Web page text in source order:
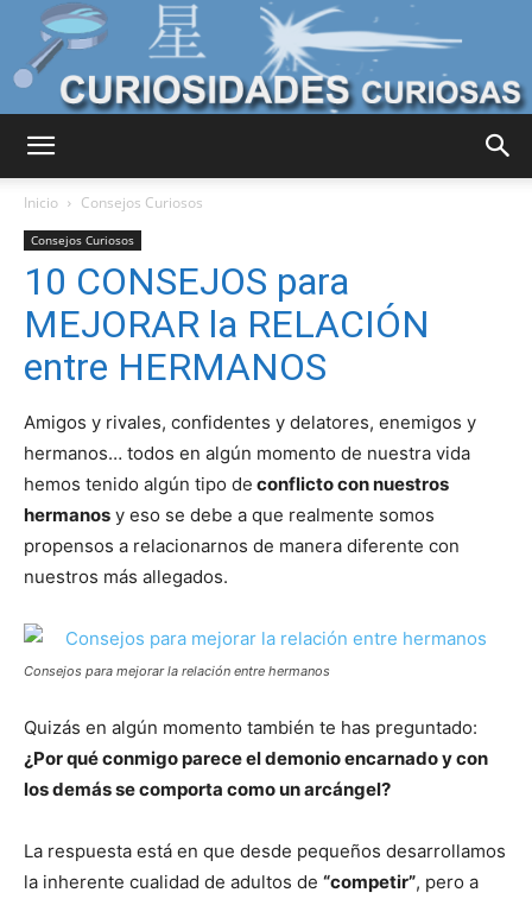
Curiosas
del
Mundo
Inicio Consejos Curiosos
Consejos Curiosos
10 CONSEJOS para
MEJORAR la RELACIÓN
entre HERMANOS
Amigos y rivales, confidentes y delatores, enemigos y
hermanos… todos en algún momento de nuestra vida
hemos tenido algún tipo de conflicto con nuestros
hermanos y eso se debe a que realmente somos
propensos a relacionarnos de manera diferente con
nuestros más allegados.
Consejos para mejorar la relación entre hermanos
Quizás en algún momento también te has preguntado:
¿Por qué conmigo parece el demonio encarnado y con
los demás se comporta como un arcángel?
La respuesta está en que desde pequeños desarrollamos
la inherente cualidad de adultos de “competir”, pero a